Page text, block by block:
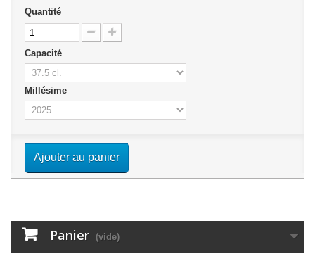
Quantité
Capacité
Millésime
Ajouter au panier
Panier (vide)